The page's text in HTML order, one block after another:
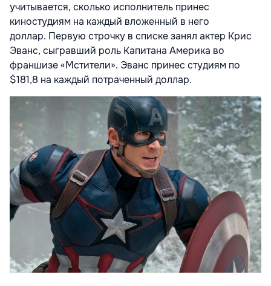
учитывается, сколько исполнитель принес
киностудиям на каждый вложенный в него
доллар. Первую строчку в списке занял актер Крис
Эванс, сыгравший роль Капитана Америка во
франшизе «Мстители». Эванс принес студиям по
$181,8 на каждый потраченный доллар.